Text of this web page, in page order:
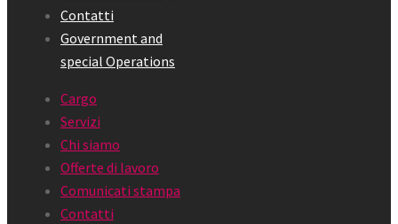
Contatti
Government and
special Operations
Cargo
Servizi
Chi siamo
Offerte di lavoro
Comunicati stampa
Contatti